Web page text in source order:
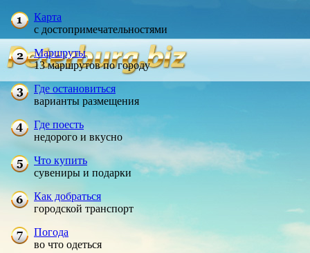
Карта
с достопримечательностями
Маршруты
13 маршрутов по городу
Где остановиться
варианты размещения
Где поесть
недорого и вкусно
Что купить
сувениры и подарки
Как добраться
городской транспорт
Погода
во что одеться